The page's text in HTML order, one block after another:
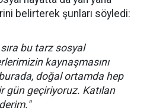
belirterek şunları söyledi:
sıra bu tarz sosyal
kaynaşmasını
doğal ortamda hep
gün geçiriyoruz. Katılan